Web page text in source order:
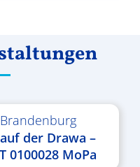
Brandenburg
der Drawa –
0100028 MoPa